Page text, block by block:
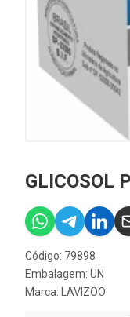
GLICOSOL
Código: 79898
Embalagem: UN
Marca:
LAVIZOO